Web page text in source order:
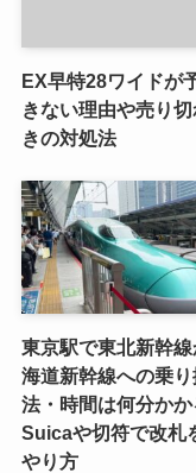
EX早特28ワイドが
きない理由や売り切
きの対処法
東京駅で東北新幹
海道新幹線への乗
法・時間は何分かか
Suicaや切符で改札
やり方